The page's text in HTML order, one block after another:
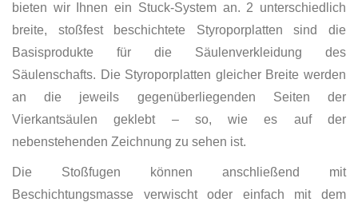
bieten wir Ihnen ein Stuck-System an. 2 unterschiedlich
breite, stoßfest beschichtete Styroporplatten sind die
Basisprodukte für die Säulenverkleidung des
Säulenschafts. Die Styroporplatten gleicher Breite werden
an die jeweils gegenüberliegenden Seiten der
Vierkantsäulen geklebt – so, wie es auf der
nebenstehenden Zeichnung zu sehen ist.
Die Stoßfugen können anschließend mit
Beschichtungsmasse verwischt oder einfach mit dem